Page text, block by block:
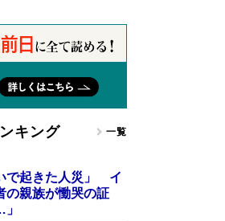
キング 一覧
で起きた人災」 イ
の親族が慟哭の証